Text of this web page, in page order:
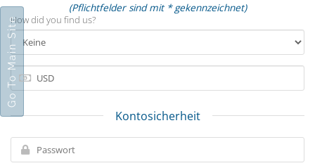
(Pflichtfelder sind mit * gekennzeichnet)
How did you find us?
Kontosicherheit
Go To Main Site